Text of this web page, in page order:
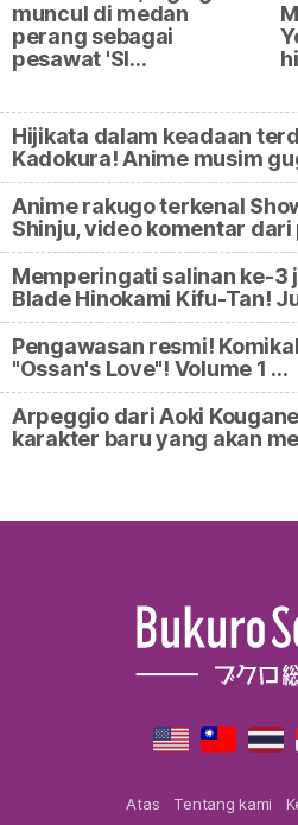
muncul di medan
perang sebagai
pesawat 'Sl…
Hijikata dalam keadaan
Kadokura! Anime musim
Anime rakugo terkenal
Shinju, video komentar
Memperingati salinan ke-3
Blade Hinokami Kifu-Tan!
Pengawasan resmi!
"Ossan's Love"! Volume 1 …
Arpeggio dari Aoki
karakter baru yang akan
Atas Tentang kami